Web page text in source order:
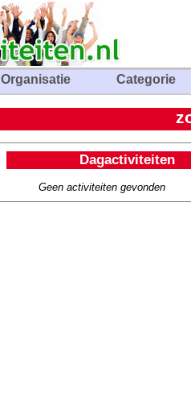
Organisatie Categorie
Dagactiviteiten
Geen activiteiten gevonden